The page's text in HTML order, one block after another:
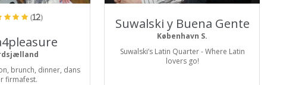
(12)
brunch, dinner, dans
firmafest.
Suwalski y Buena Gente
København S.
Suwalski’s Latin Quarter - Where Latin
lovers go!